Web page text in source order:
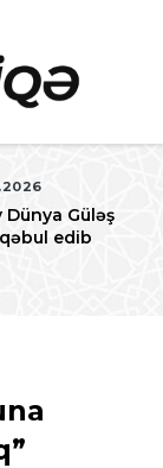
Güləş
edib